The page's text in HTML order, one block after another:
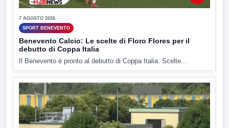
7 AGOSTO 2026
SPORT BENEVENTO
Benevento Calcio: Le scelte di Floro Flores per il
debutto di Coppa Italia
Il Benevento è pronto al debutto di Coppa Italia. Scelte...